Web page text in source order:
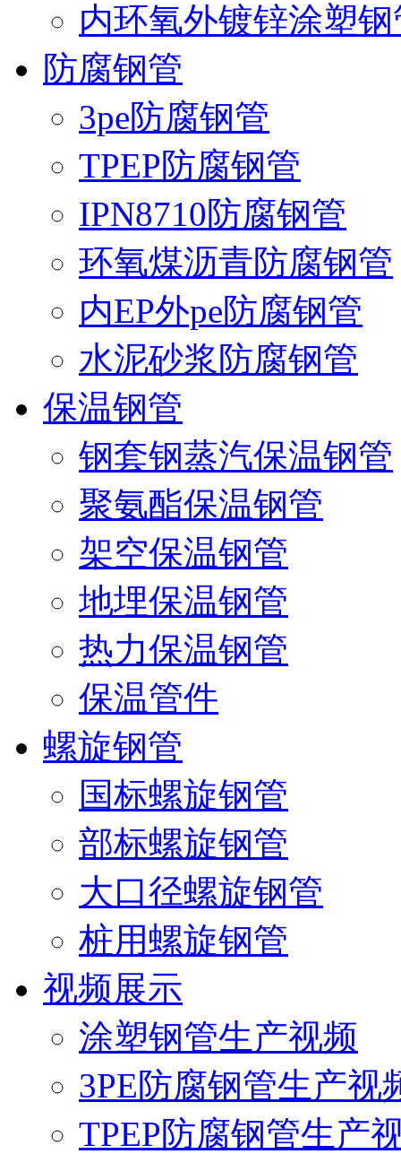
内环氧外镀锌涂塑钢
防腐钢管
3pe防腐钢管
TPEP防腐钢管
IPN8710防腐钢管
环氧煤沥青防腐钢管
内EP外pe防腐钢管
水泥砂浆防腐钢管
保温钢管
钢套钢蒸汽保温钢管
聚氨酯保温钢管
架空保温钢管
地埋保温钢管
热力保温钢管
保温管件
螺旋钢管
国标螺旋钢管
部标螺旋钢管
大口径螺旋钢管
桩用螺旋钢管
视频展示
涂塑钢管生产视频
3PE防腐钢管生产视
TPEP防腐钢管生产